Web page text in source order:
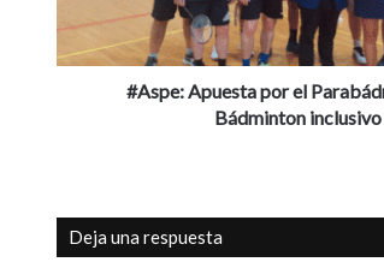
el
Bádminton
inclusivo
#Aspe: Apuesta por el
Bádminton inclusivo
Deja una respuesta